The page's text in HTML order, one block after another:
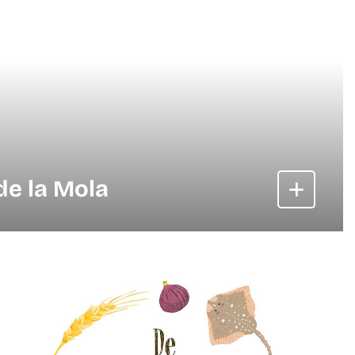
la Mola